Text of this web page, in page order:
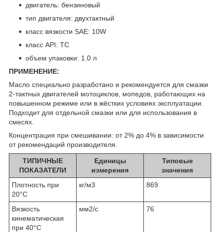
двигатель: бензиновый
тип двигателя: двухтактный
класс вязкости SAE: 10W
класс API: TC
объем упаковки: 1.0 л
ПРИМЕНЕНИЕ:
Масло специально разработано и рекомендуется для смазки
2-тактных двигателей мотоциклов, мопедов, работающих на
повышенном режиме или в жёстких условиях эксплуатации.
Подходит для отдельной смазки или для использования в
смесях.
Концентрация при смешивании: от 2% до 4% в зависимости
от рекомендаций производителя.
ТИПИЧНЫЕ
ПОКАЗАТЕЛИ
Единицы
измерения
Типовые
значения
Плотность при
20°C
кг/м3 869
Вязкость
кинематическая
при 40°C
мм2/с 76